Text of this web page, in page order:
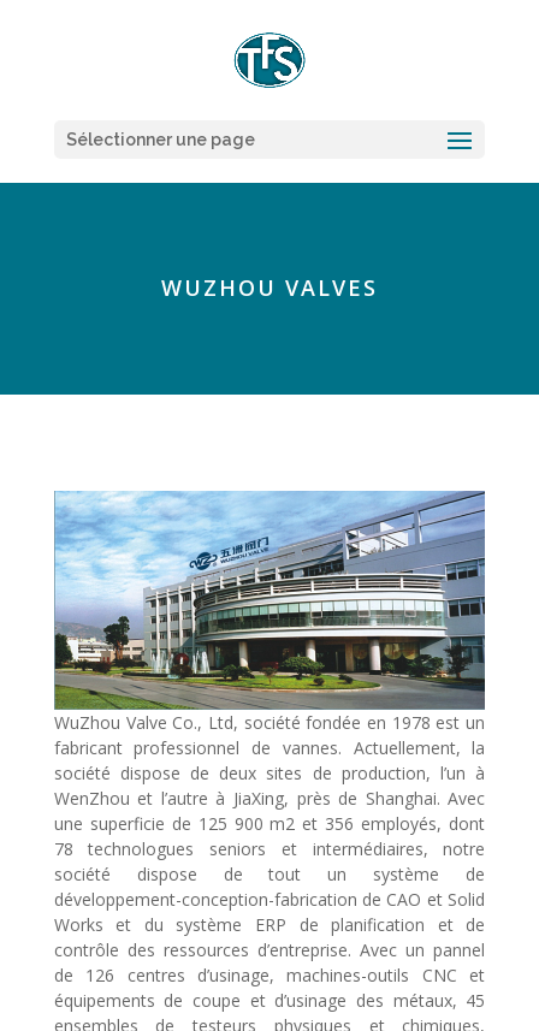
Sélectionner une page
WUZHOU VALVES
WuZhou Valve Co., Ltd, société fondée en 1978 est un
fabricant professionnel de vannes. Actuellement, la
société dispose de deux sites de production, l’un à
WenZhou et l’autre à JiaXing, près de Shanghai. Avec
une superficie de 125 900 m2 et 356 employés, dont
78 technologues seniors et intermédiaires, notre
société dispose de tout un système de
développement-conception-fabrication de CAO et Solid
Works et du système ERP de planification et de
contrôle des ressources d’entreprise. Avec un pannel
de 126 centres d’usinage, machines-outils CNC et
équipements de coupe et d’usinage des métaux, 45
ensembles de testeurs physiques et chimiques,